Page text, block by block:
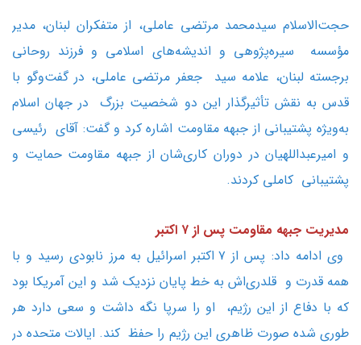
حجت‌الاسلام سیدمحمد مرتضی عاملی، از متفکران لبنان، مدیر
مؤسسه سیره‌پژوهی و اندیشه‌های اسلامی و فرزند روحانی
برجسته لبنان، علامه سید جعفر مرتضی عاملی، در گفت‌وگو با
قدس به نقش تأثیرگذار این دو شخصیت بزرگ در جهان اسلام
به‌ویژه پشتیبانی از جبهه مقاومت اشاره کرد و گفت: آقای رئیسی
و امیرعبداللهیان در دوران کاری‌شان از جبهه مقاومت حمایت و
پشتیبانی کاملی کردند.
مدیریت جبهه مقاومت پس از ۷ اکتبر
وی ادامه داد: پس از ۷ اکتبر اسرائیل به مرز نابودی رسید و با
همه قدرت و قلدری‌اش به خط پایان نزدیک شد و این آمریکا بود
که با دفاع از این رژیم، او را سرپا نگه داشت و سعی دارد هر
طوری شده صورت ظاهری این رژیم را حفظ کند. ایالات متحده در